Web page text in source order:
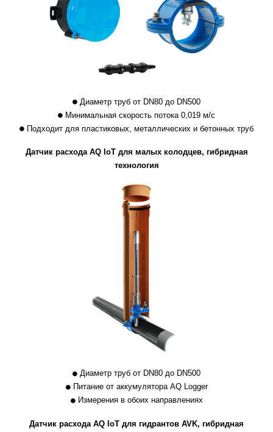
Диаметр труб от DN80 до DN500
Минимальная скорость потока 0,019 м/с
Подходит для пластиковых, металлических и бетонных труб
Датчик расхода AQ IoT для малых колодцев, гибридная
технология
Диаметр труб от DN80 до DN500
Питание от аккумулятора AQ Logger
Измерения в обоих направлениях
Датчик расхода AQ IoT для гидрантов AVK, гибридная